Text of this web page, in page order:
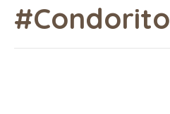
#Condorito